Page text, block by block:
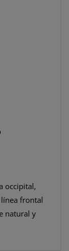
occipital,
frontal
natural y